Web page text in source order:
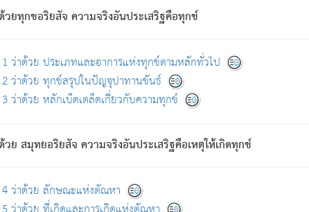
ยทุกขอริยสัจ ความจริงอันประเสริฐคือทุกข์
ว่าด้วย ประเภทและอาการแห่งทุกข์ตามหลักทั่วไป
ว่าด้วย ทุกข์สรุปในปัญจุปาทานขันธ์
ว่าด้วย หลักเบ็ดเตล็ดเกี่ยวกับความทุกข์
ย สมุทยอริยสัจ ความจริงอันประเสริฐคือเหตุให้เกิดทุกข์
ว่าด้วย ลักษณะแห่งตัณหา
ราะไม่มีความยึดมั่น
ว ก้าวล่วงภพทั้งหลายทั้งปวงได้แล้ว เป็นผู้คงที่ (คือไม่เปลี่ยนแปลงอีก
นต้นโพธิ์เป็นที่ตรัสรู้ เมื่อตรัสรู้แล้วได้ 7 วัน)
กที่สุด ผู้ศึกษาก็พึงตรวจสอบกับตัวเล่มหนังสือต้นฉบับ ที่มีการพิมพ์ครั้งล่าสุด ก่อน